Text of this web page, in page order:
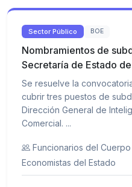
Sector Público BOE
Nombramientos de
Secretaría de Estado
Se resuelve la
cubrir tres puestos de
Dirección General de
Comercial. ...
Funcionarios del
Economistas del Estado